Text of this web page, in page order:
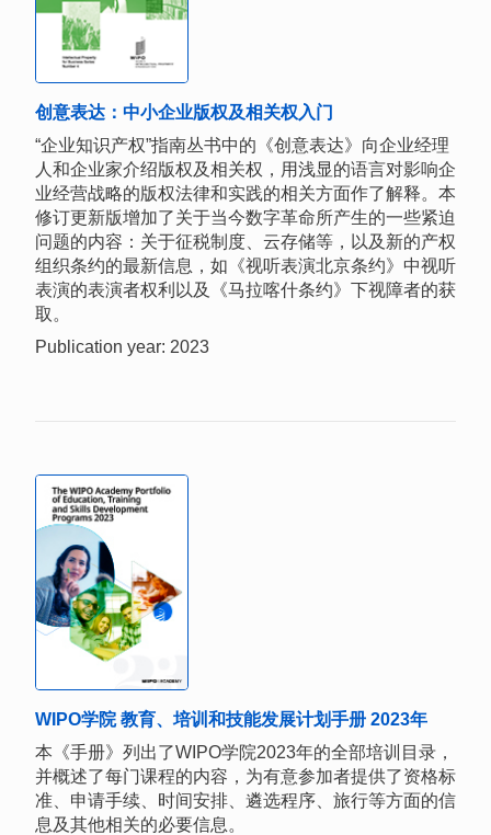
创意表达：中小企业版权及相关权入门
“企业知识产权”指南丛书中的《创意表达》向企业经理
人和企业家介绍版权及相关权，用浅显的语言对影响企
业经营战略的版权法律和实践的相关方面作了解释。本
修订更新版增加了关于当今数字革命所产生的一些紧迫
问题的内容：关于征税制度、云存储等，以及新的产权
组织条约的最新信息，如《视听表演北京条约》中视听
表演的表演者权利以及《马拉喀什条约》下视障者的获
取。
Publication year: 2023
WIPO学院 教育、培训和技能发展计划手册 2023年
本《手册》列出了WIPO学院2023年的全部培训目录，
并概述了每门课程的内容，为有意参加者提供了资格标
准、申请手续、时间安排、遴选程序、旅行等方面的信
息及其他相关的必要信息。